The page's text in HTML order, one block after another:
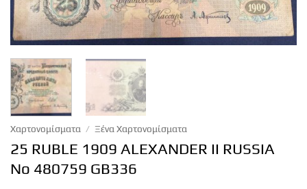
Χαρτονομίσματα / Ξένα Χαρτονομίσματα
25 RUBLE 1909 ALEXANDER II RUSSIA
No 480759 GB336